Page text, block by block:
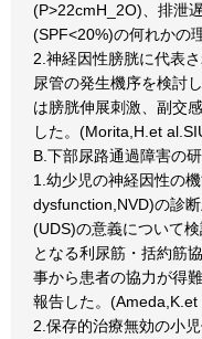
(P>22cmH_2O)、排泄
(SPF<20%)の何れかの
2.神経因性膀胱に代表
尿管の発生機序を検討
は膀胱伸展刺激、副交
した。(Morita,H.et
B.下部尿路通過障害の
1.幼少児の神経因性の
dysfunction,NVD)の診
(UDS)の意義について
となる利尿筋・括約筋
事から患者の協力が得
報告した。
2.保存的治療無効の小